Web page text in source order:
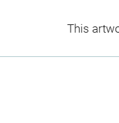
This